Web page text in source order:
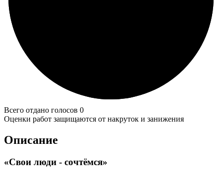
Всего отдано голосов 0
Оценки работ защищаются от накруток и занижения
Описание
«Свои люди - сочтёмся»